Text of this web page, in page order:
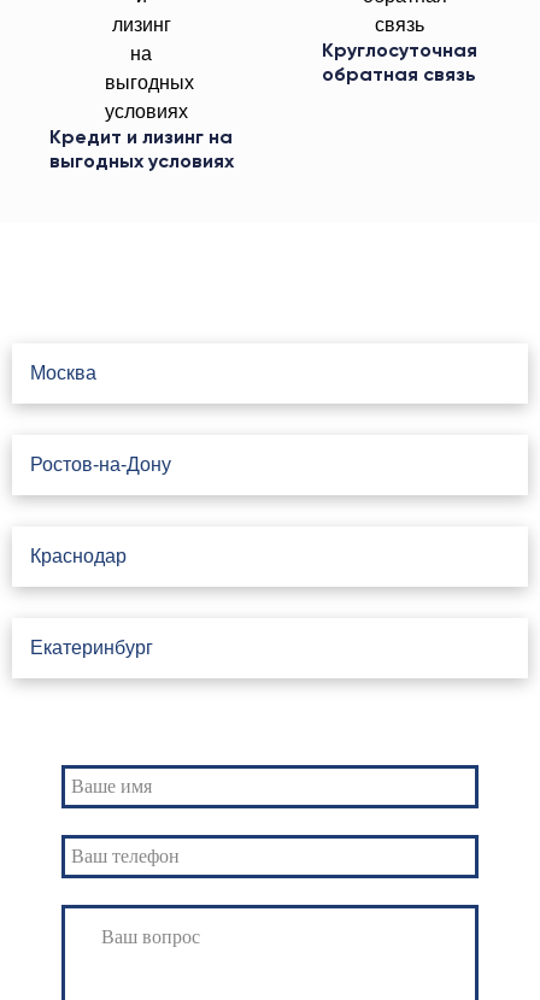
Кредит и лизинг на
выгодных условиях
Круглосуточная
обратная связь
Москва
Ростов-на-Дону
Краснодар
Екатеринбург